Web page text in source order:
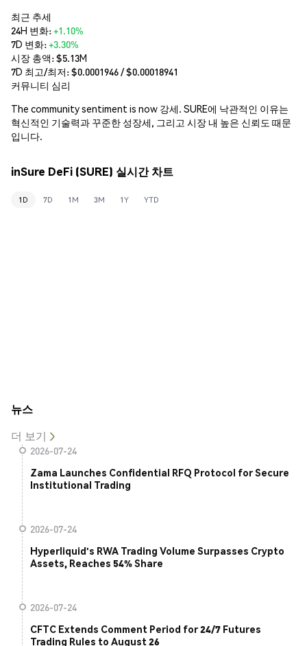
최근 추세
24H 변화:+1.10%
7D 변화:+3.30%
시장 총액:$5.13M
7D 최고/최저: $0.0001946/ $0.00018941
커뮤니티 심리
The community sentiment is now 강세. SURE에 낙관적인 이유는
혁신적인 기술력과 꾸준한 성장세, 그리고 시장 내 높은 신뢰도 때문
입니다.
inSure DeFi (SURE) 실시간 차트
1D 7D 1M 3M 1Y YTD
뉴스
더 보기
2026-07-24
Zama Launches Confidential RFQ Protocol for Secure
Institutional Trading
2026-07-24
Hyperliquid's RWA Trading Volume Surpasses Crypto
Assets, Reaches 54% Share
2026-07-24
CFTC Extends Comment Period for 24/7 Futures
Trading Rules to August 26